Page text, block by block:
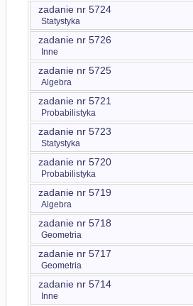
zadanie nr 5724
Statystyka
zadanie nr 5726
Inne
zadanie nr 5725
Algebra
zadanie nr 5721
Probabilistyka
zadanie nr 5723
Statystyka
zadanie nr 5720
Probabilistyka
zadanie nr 5719
Algebra
zadanie nr 5718
Geometria
zadanie nr 5717
Geometria
zadanie nr 5714
Inne